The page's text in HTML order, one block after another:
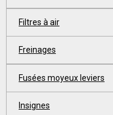
Filtres à air
Freinages
Fusées moyeux leviers
Insignes